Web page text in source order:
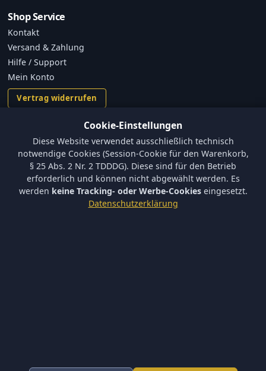
Shop Service
Kontakt
Versand & Zahlung
Hilfe / Support
Mein Konto
Vertrag widerrufen
Versand und Zahlungsbedingungen
Batterieverordnung & Sicherheitshinweise
Datenschutz
* Alle Preise inkl. gesetzl. Mehrwertsteuer zzgl.Versandkosten
Cookie-Einstellungen
Diese Website verwendet ausschließlich technisch
notwendige Cookies (Session-Cookie für den Warenkorb,
§ 25 Abs. 2 Nr. 2 TDDDG). Diese sind für den Betrieb
erforderlich und können nicht abgewählt werden. Es
werden keine Tracking- oder Werbe-Cookieseingesetzt.
Datenschutzerklärung